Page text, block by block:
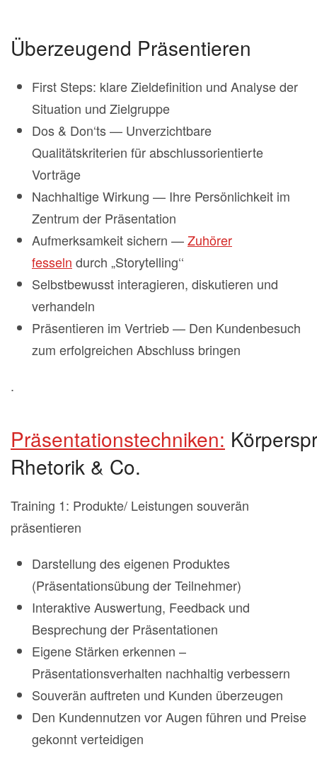
Überzeugend Präsentieren
First Steps: klare Zieldefinition und Analyse der
Situation und Zielgruppe
Dos & Don‘ts — Unverzichtbare
Qualitätskriterien für abschlussorientierte
Vorträge
Nachhaltige Wirkung — Ihre Persönlichkeit im
Zentrum der Präsentation
Aufmerksamkeit sichern —Zuhörer
fesseln durch „Storytelling‘‘
Selbstbewusst interagieren, diskutieren und
verhandeln
Präsentieren im Vertrieb — Den Kundenbesuch
zum erfolgreichen Abschluss bringen
.
Präsentationstechniken:
Rhetorik & Co.
Training 1: Produkte/ Leistungen souverän
präsentieren
Darstellung des eigenen Produktes
(Präsentationsübung der Teilnehmer)
Interaktive Auswertung, Feedback und
Besprechung der Präsentationen
Eigene Stärken erkennen –
Präsentationsverhalten nachhaltig verbessern
Souverän auftreten und Kunden überzeugen
Den Kundennutzen vor Augen führen und Preise
gekonnt verteidigen